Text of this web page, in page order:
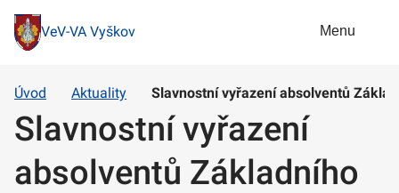
VeV-VA Vyškov Menu
Úvod Aktuality Slavnostní vyřazení absolventů
Slavnostní vyřazení
absolventů Základního